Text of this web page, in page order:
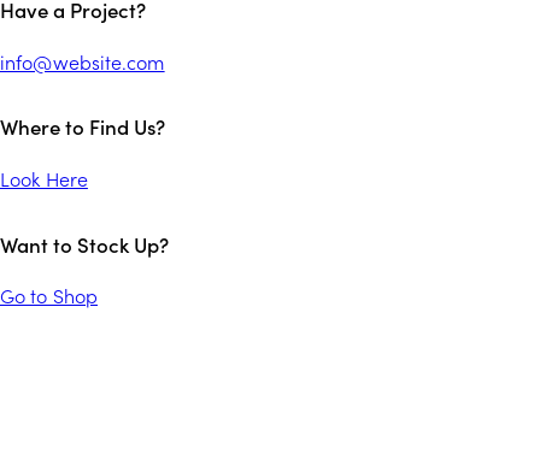
Have a Project?
info@website.com
Where to Find Us?
Look Here
Want to Stock Up?
Go to Shop